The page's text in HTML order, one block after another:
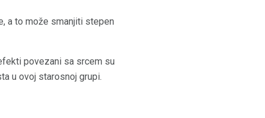
a to može smanjiti stepen
povezani sa srcem su
u ovoj starosnoj grupi.